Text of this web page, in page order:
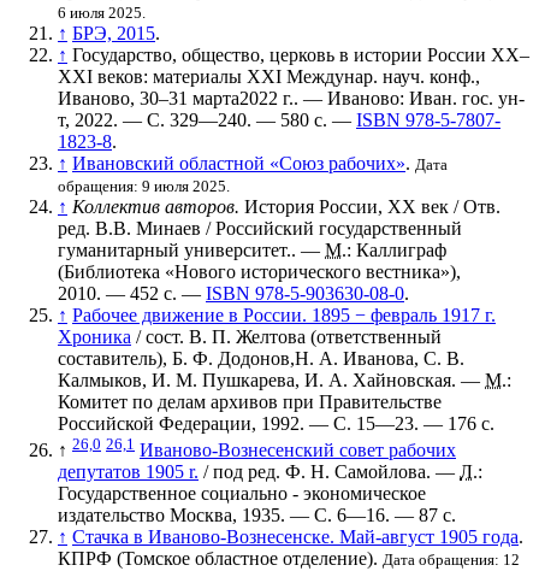
6 июля 2025.
↑ БРЭ, 2015.
↑ Государство, общество, церковь в истории России ХХ–
XXI веков: материалы XXI Междунар. науч. конф.,
Иваново, 30–31 марта2022 г.. — Иваново: Иван. гос. ун-
т, 2022. — С. 329—240. — 580 с. — ISBN 978-5-7807-
1823-8.
↑ Ивановский областной «Союз рабочих». Дата
обращения: 9 июля 2025.
↑ Коллектив авторов. История России, XX век / Отв.
ред. В.В. Минаев / Российский государственный
гуманитарный университет.. — М.: Каллиграф
(Библиотека «Нового исторического вестника»),
2010. — 452 с. — ISBN 978-5-903630-08-0.
↑ Рабочее движение в России. 1895 − февраль 1917 г.
Хроника / сост. В. П. Желтова (ответственный
составитель), Б. Ф. Додонов,Н. А. Иванова, С. В.
Калмыков, И. М. Пушкарева, И. А. Хайновская. — М.:
Комитет по делам архивов при Правительстве
Российской Федерации, 1992. — С. 15—23. — 176 с.
↑ 26,0 26,1 Иваново-Вознесенский совет рабочих
депутатов 1905 r. / под ред. Ф. Н. Самойлова. — Л.:
Государственное социально - экономическое
издательство Москва, 1935. — С. 6—16. — 87 с.
↑ Стачка в Иваново-Вознесенске. Май-август 1905 года.
КПРФ (Томское областное отделение). Дата обращения: 12